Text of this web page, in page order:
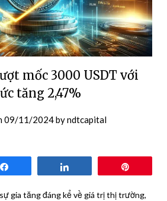
mốc 3000 USDT với
tăng 2,47%
09/11/2024byndtcapital
gia tăng đáng kể về giá trị thị trường,